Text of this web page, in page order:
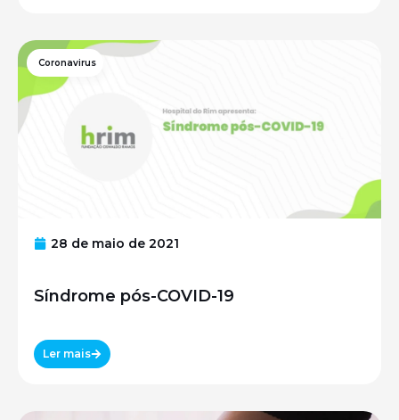
Coronavirus
28 de maio de 2021
Síndrome pós-COVID-19
Ler mais